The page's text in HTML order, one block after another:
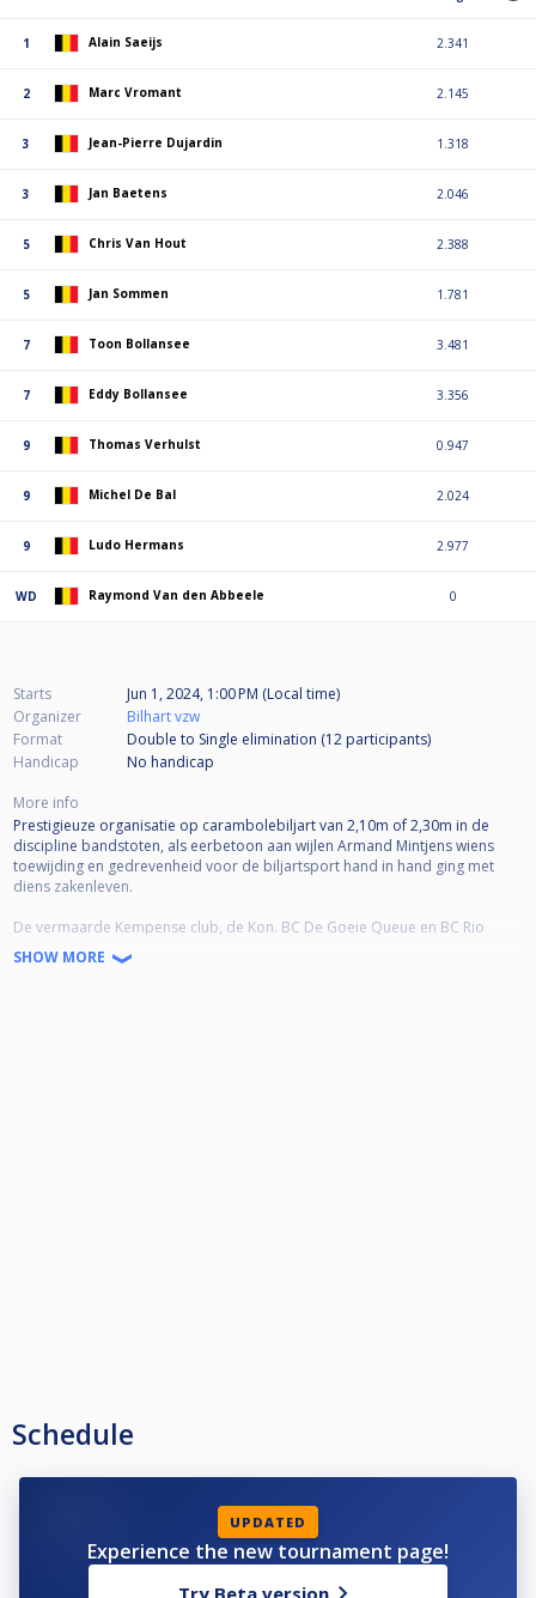
1 Alain Saeijs 2.341
2 Marc Vromant 2.145
3 Jean-Pierre Dujardin 1.318
3 Jan Baetens 2.046
5 Chris Van Hout 2.388
5 Jan Sommen 1.781
7 Toon Bollansee 3.481
7 Eddy Bollansee 3.356
9 Thomas Verhulst 0.947
9 Michel De Bal 2.024
9 Ludo Hermans 2.977
WD Raymond Van den Abbeele 0
Starts
Jun 1, 2024, 1:00 PM (Local time)
Organizer
Bilhart vzw
Format
Double to Single elimination (12 participants)
Handicap
No handicap
More info
Prestigieuze organisatie op carambolebiljart van 2,10m of 2,30m in de
discipline bandstoten, als eerbetoon aan wijlen Armand Mintjens wiens
toewijding en gedrevenheid voor de biljartsport hand in hand ging met
diens zakenleven.
De vermaarde Kempense club, de Kon. BC De Goeie Queue en BC Rio
stonden ten tijde van Armand constant open voor nieuwe ideeën en
voorstellen om het biljarten te promoten. Zowel in dit opzicht als via
SHOW MORE
Schedule
UPDATED
Experience the new tournament page!